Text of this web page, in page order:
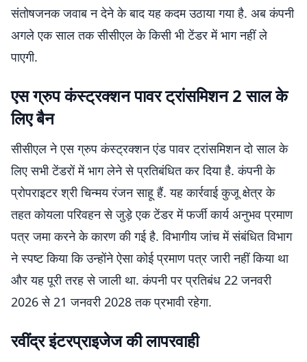
संतोषजनक जवाब न देने के बाद यह कदम उठाया गया है. अब कंपनी
अगले एक साल तक सीसीएल के किसी भी टेंडर में भाग नहीं ले
पाएगी.
एस ग्रुप कंस्ट्रक्शन पावर ट्रांसमिशन 2 साल के
लिए बैन
सीसीएल ने एस ग्रुप कंस्ट्रक्शन एंड पावर ट्रांसमिशन दो साल के
लिए सभी टेंडरों में भाग लेने से प्रतिबंधित कर दिया है. कंपनी के
प्रोपराइटर श्री चिन्मय रंजन साहू हैं. यह कार्रवाई कुजू क्षेत्र के
तहत कोयला परिवहन से जुड़े एक टेंडर में फर्जी कार्य अनुभव प्रमाण
पत्र जमा करने के कारण की गई है. विभागीय जांच में संबंधित विभाग
ने स्पष्ट किया कि उन्होंने ऐसा कोई प्रमाण पत्र जारी नहीं किया था
और यह पूरी तरह से जाली था. कंपनी पर प्रतिबंध 22 जनवरी
2026 से 21 जनवरी 2028 तक प्रभावी रहेगा.
रवींद्र इंटरप्राइजेज की लापरवाही